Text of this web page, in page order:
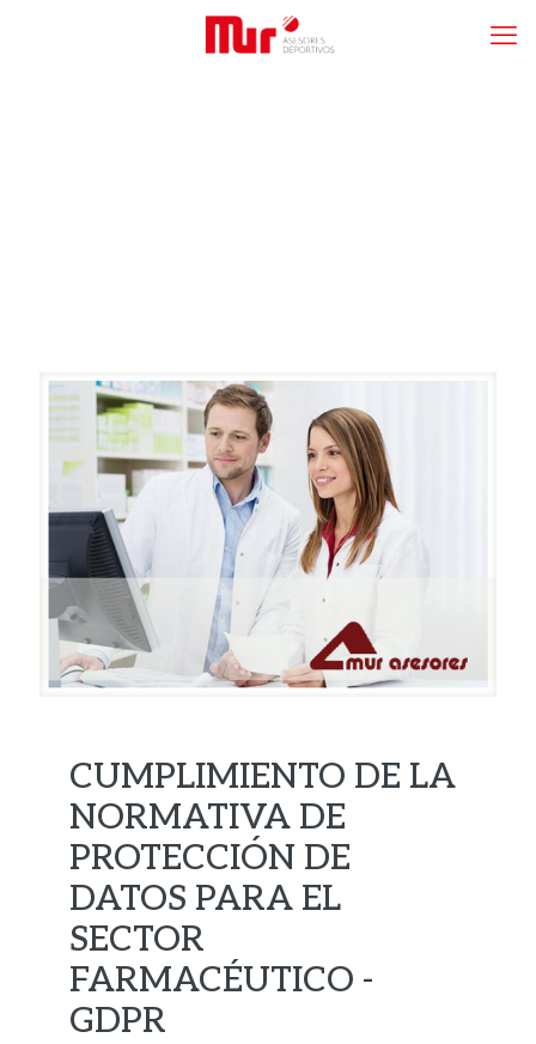
CUMPLIMIENTO DE LA
NORMATIVA DE
PROTECCIÓN DE
DATOS PARA EL
SECTOR
FARMACÉUTICO -
GDPR